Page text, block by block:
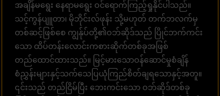
အချိန်မရွေး နေရာမရွေး ဝင်ရောက်ကြည့်ရှုနိုင်ပါသည်။
သင့်ကွန်ပျူတာ၊ မိုဘိုင်းလ်ဖုန်း သို့မဟုတ် တက်ဘလက်မှ
တစ်ဆင့်ဖြစ်စေ ကျွန်ုပ်တို့၏ဝဘ်ဆိုဒ်သည် ပြိုင်ဘက်ကင်း
သော ထိပ်တန်းလောင်းကစားဆိုက်တစ်ခုအဖြစ်
တည်ထောင်ထားသည်။ မြင့်မားသောဝန်ဆောင်မှုစံချိန်
စံညွှန်းများနှင့်သက်သေပြယုံကြည်စိတ်ချရသောနှင့်အတူ။
၎င်းသည် တည်ငြိမ်ပြီး ဘေးကင်းသော ဝဘ်ဆိုဒ်တစ်ခု